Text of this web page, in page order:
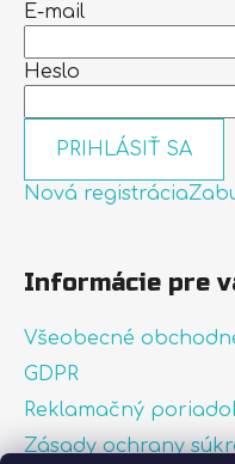
E-mail
Heslo
PRIHLÁSIŤ SA
Nová registrácia
Informácie pre
Všeobecné
GDPR
Reklamačný
Zásady ochrany